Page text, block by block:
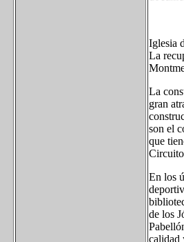
Iglesia
La
La
gran
son el
que
En los
de los
calidad